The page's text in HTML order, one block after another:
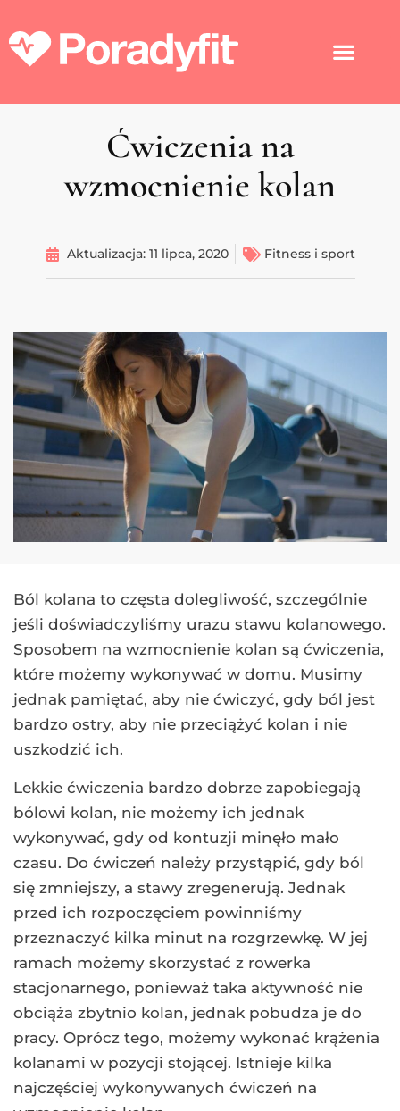
Ćwiczenia na
wzmocnienie kolan
Aktualizacja: 11 lipca, 2020 Fitness i sport
Ból kolana to częsta dolegliwość, szczególnie
jeśli doświadczyliśmy urazu stawu kolanowego.
Sposobem na wzmocnienie kolan są ćwiczenia,
które możemy wykonywać w domu. Musimy
jednak pamiętać, aby nie ćwiczyć, gdy ból jest
bardzo ostry, aby nie przeciążyć kolan i nie
uszkodzić ich.
Lekkie ćwiczenia bardzo dobrze zapobiegają
bólowi kolan, nie możemy ich jednak
wykonywać, gdy od kontuzji minęło mało
czasu. Do ćwiczeń należy przystąpić, gdy ból
się zmniejszy, a stawy zregenerują. Jednak
przed ich rozpoczęciem powinniśmy
przeznaczyć kilka minut na rozgrzewkę. W jej
ramach możemy skorzystać z rowerka
stacjonarnego, ponieważ taka aktywność nie
obciąża zbytnio kolan, jednak pobudza je do
pracy. Oprócz tego, możemy wykonać krążenia
kolanami w pozycji stojącej. Istnieje kilka
najczęściej wykonywanych ćwiczeń na